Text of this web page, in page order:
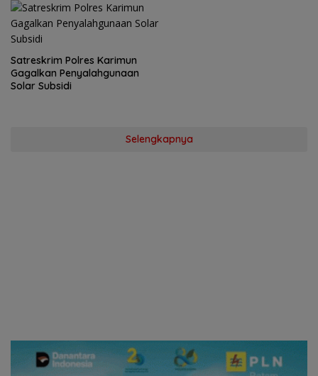
Satreskrim Polres Karimun
Gagalkan Penyalahgunaan
Solar Subsidi
Selengkapnya